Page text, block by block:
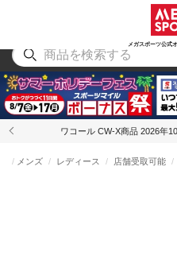
メガスポーツ公式
アウトドア
ワコール CW-X商品 2026年
メンズ レディース 店舗受取可能